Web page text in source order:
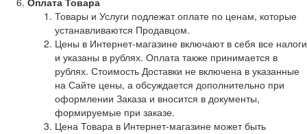
Товары и Услуги подлежат оплате по ценам, которые
устанавливаются Продавцом.
Цены в Интернет-магазине включают в себя все налоги
и указаны в рублях. Оплата также принимается в
рублях. Стоимость Доставки не включена в указанные
на Сайте цены, а обсуждается дополнительно при
оформлении Заказа и вносится в документы,
формируемые при заказе.
Цена Товара в Интернет-магазине может быть